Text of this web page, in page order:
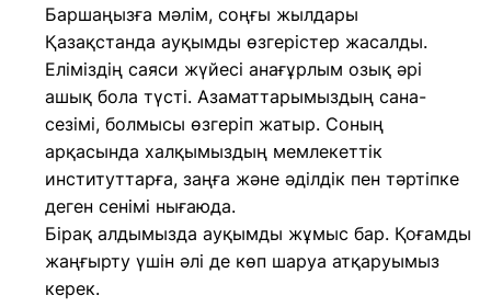
Баршаңызға мәлім, соңғы жылдары
Қазақстанда ауқымды өзгерістер жасалды.
Еліміздің саяси жүйесі анағұрлым озық әрі
ашық бола түсті. Азаматтарымыздың сана-
сезімі, болмысы өзгеріп жатыр. Соның
арқасында халқымыздың мемлекеттік
институттарға, заңға және әділдік пен тәртіпке
деген сенімі нығаюда.
Бірақ алдымызда ауқымды жұмыс бар. Қоғамды
жаңғырту үшін әлі де көп шаруа атқаруымыз
керек.